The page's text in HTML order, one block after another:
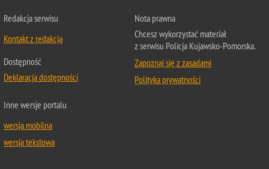
Redakcja serwisu
Kontakt z redakcją
Dostępność
Deklaracja dostępności
Nota prawna
Chcesz wykorzystać materiał
z serwisu Policja Kujawsko-Pomorska.
Zapoznaj się z zasadami
Polityka prywatności
Inne wersje portalu
wersja mobilna
wersja tekstowa